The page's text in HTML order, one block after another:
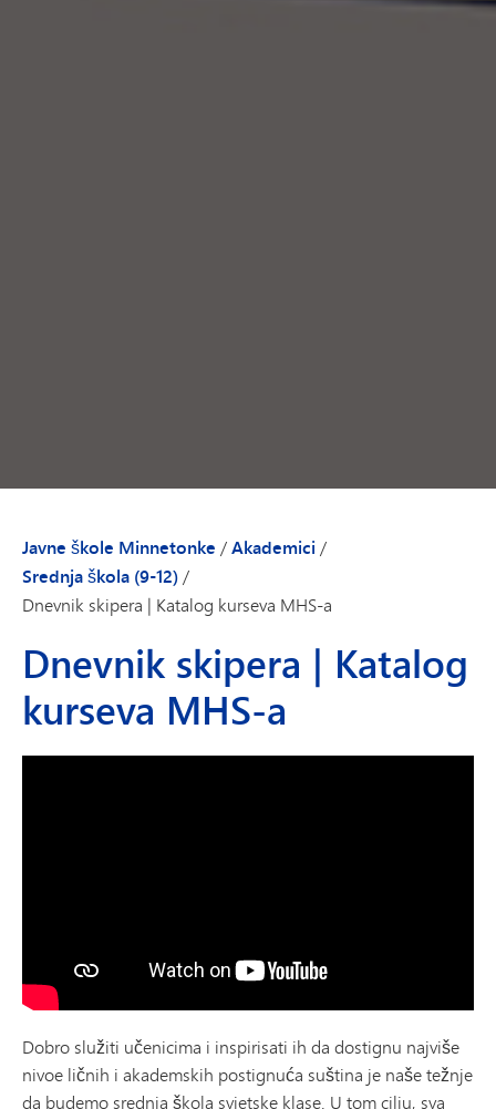
Javne škole Minnetonke /Akademici /
Srednja škola (9-12)/
Dnevnik skipera | Katalog kurseva MHS-a
Dnevnik skipera | Katalog
kurseva MHS-a
Dobro služiti učenicima i inspirisati ih da dostignu najviše
nivoe ličnih i akademskih postignuća suština je naše težnje
da budemo srednja škola svjetske klase. U tom cilju, sva